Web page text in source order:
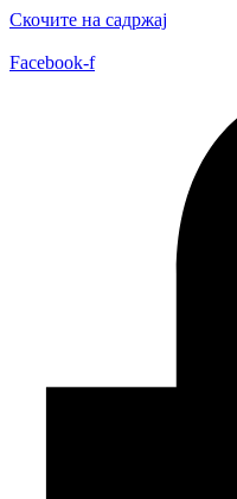
Скочите на садржај
Facebook-f